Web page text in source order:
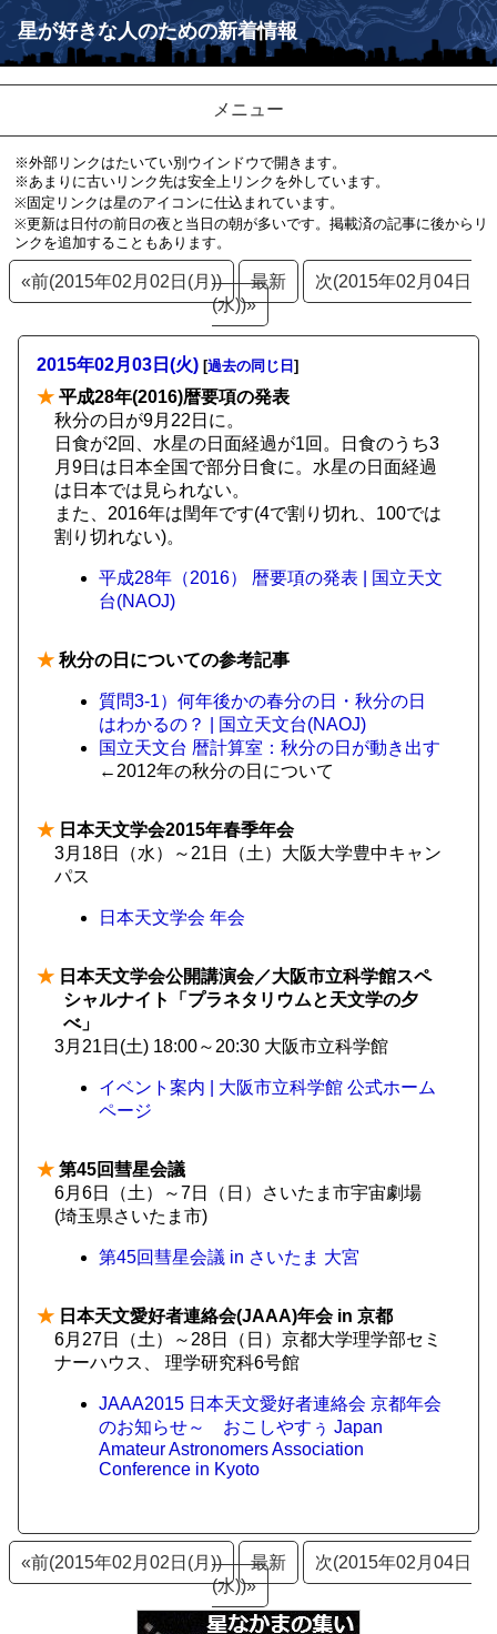
星が好きな人のための新着情報
メニュー
※外部リンクはたいてい別ウインドウで開きます。
※あまりに古いリンク先は安全上リンクを外しています。
※固定リンクは星のアイコンに仕込まれています。
※更新は日付の前日の夜と当日の朝が多いです。掲載済の記事に後からリ
ンクを追加することもあります。
«前(2015年02月02日(月)) 最新
次(2015年02月04日
(水))»
2015年02月03日(火) [過去の同じ日 ]
★ 平成28年(2016)暦要項の発表
秋分の日が9月22日に。
日食が2回、水星の日面経過が1回。日食のうち3
月9日は日本全国で部分日食に。水星の日面経過
は日本では見られない。
また、2016年は閏年です(4で割り切れ、100では
割り切れない)。
平成28年（2016） 暦要項の発表 | 国立天文
台(NAOJ)
★ 秋分の日についての参考記事
質問3-1）何年後かの春分の日・秋分の日
はわかるの？ | 国立天文台(NAOJ)
国立天文台 暦計算室：秋分の日が動き出す
←2012年の秋分の日について
★ 日本天文学会2015年春季年会
3月18日（水）～21日（土）大阪大学豊中キャン
パス
日本天文学会 年会
★ 日本天文学会公開講演会／大阪市立科学館スペ
シャルナイト「プラネタリウムと天文学の夕
べ」
3月21日(土) 18:00～20:30 大阪市立科学館
イベント案内 | 大阪市立科学館 公式ホーム
ページ
★ 第45回彗星会議
6月6日（土）～7日（日）さいたま市宇宙劇場
(埼玉県さいたま市)
第45回彗星会議 in さいたま 大宮
★ 日本天文愛好者連絡会(JAAA)年会 in 京都
6月27日（土）～28日（日）京都大学理学部セミ
ナーハウス、 理学研究科6号館
JAAA2015 日本天文愛好者連絡会 京都年会
のお知らせ～ おこしやすぅ Japan
Amateur Astronomers Association
Conference in Kyoto
«前(2015年02月02日(月)) 最新
次(2015年02月04日
(水))»